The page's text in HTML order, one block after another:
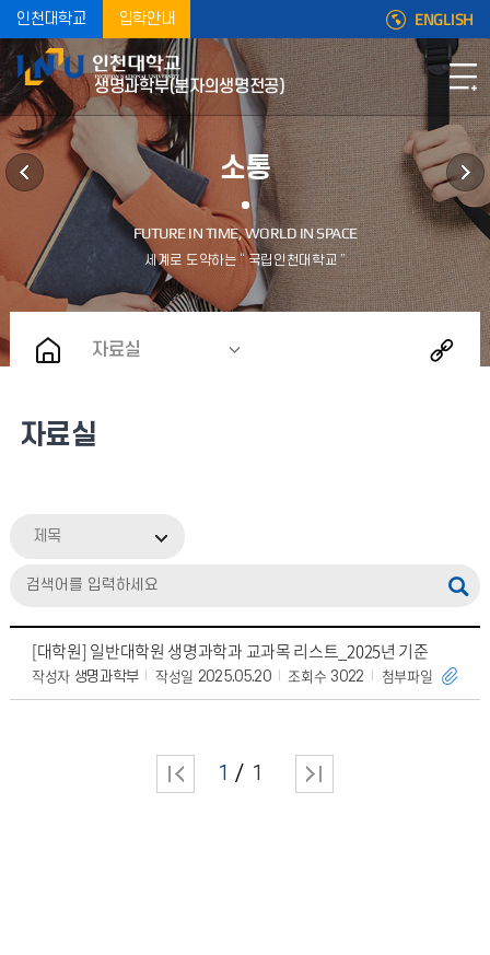
인천대학교 입학안내 ENGLISH
생명과학부(분자의생명전공)
소통
자료실
자료실
제목
[대학원] 일반대학원 생명과학과 교과목 리스트_2025년 기준
작성자 생명과학부 작성일 2025.05.20 조회수 3022 첨부파일
1 1